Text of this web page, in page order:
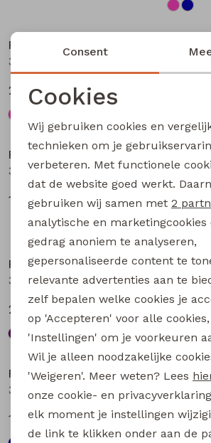
Persival
27,99
Persival
Nieuw
Persival
3310807 W20102 meisjes rok kort Bordeaux
17,99
Persival
22,99
Nieuw
Persival
3310404 W20049 meisjes sweatshirt Taupe
22,99
Persival
22,99
Nieuw
Persival
3310800 W20053 meisjes rok kort Marine
19,99
Persival
19,99
Noodzakelijke cookies
Analytische cookies
Marketing cookies
Consent
Cookies
Wij gebruiken cookies en
technieken om je
verbeteren. Met functionele
dat de website goed werkt.
gebruiken wij samen met 2
analytische en
gedrag anoniem te analyseren,
gepersonaliseerde content te
relevante advertenties aan te
zelf bepalen welke cookies je
op 'Accepteren' voor alle
'Instellingen' om je voorkeuren
Wil je alleen noodzakelijke
'Weigeren'. Meer weten? Lees
onze cookie- en
elk moment je instellingen
de link te klikken onder aan de